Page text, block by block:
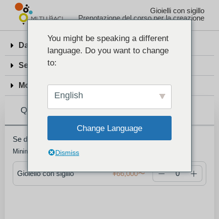
Gioielli con sigillo
Prenotazione del corso per la creazione
Date e luogo delle prenotazioni
Servizio Tax-Free
Modifiche e cancellazioni della prenotazione
Quantità
Se desideri una coppia, imposta la quantità su “2”.
Minimo: 1
Gioiello con sigillo ¥66,000
You might be speaking a different
language. Do you want to change
to:
English
Change Language
Dismiss